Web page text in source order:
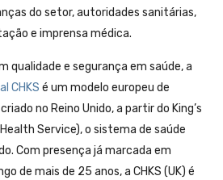
do setor, autoridades sanitárias,
e imprensa médica.
qualidade e segurança em saúde, a
CHKS é um modelo europeu de
no Reino Unido, a partir do King’s
Service), o sistema de saúde
Com presença já marcada em
de mais de 25 anos, a CHKS (UK) é